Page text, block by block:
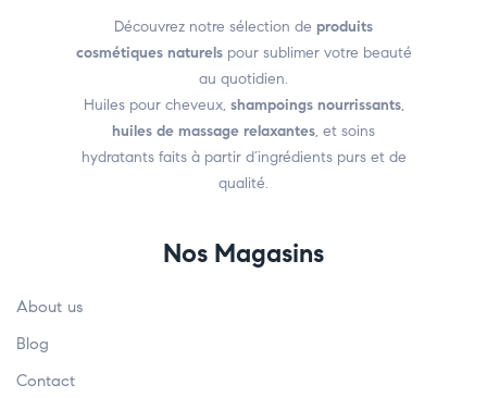
Découvrez notre sélection de produits
cosmétiques naturelspour sublimer votre beauté
au quotidien.
Huiles pour cheveux, shampoings nourrissants,
huiles de massage relaxantes, et soins
hydratants faits à partir d’ingrédients purs et de
qualité.
Nos Magasins
About us
Blog
Contact